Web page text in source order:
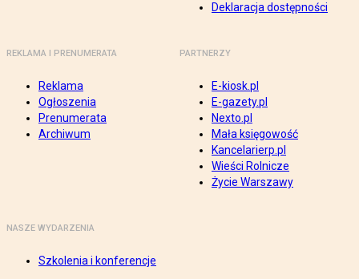
Deklaracja dostępności
REKLAMA I PRENUMERATA
Reklama
Ogłoszenia
Prenumerata
Archiwum
PARTNERZY
E-kiosk.pl
E-gazety.pl
Nexto.pl
Mała księgowość
Kancelarierp.pl
Wieści Rolnicze
Życie Warszawy
NASZE WYDARZENIA
Szkolenia i konferencje